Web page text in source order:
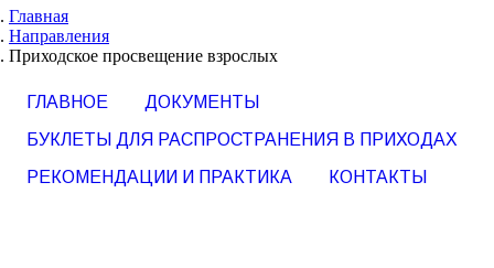
Главная
Направления
Приходское просвещение взрослых
ГЛАВНОЕ
ДОКУМЕНТЫ
БУКЛЕТЫ ДЛЯ РАСПРОСТРАНЕНИЯ В ПРИХОДАХ
РЕКОМЕНДАЦИИ И ПРАКТИКА
КОНТАКТЫ